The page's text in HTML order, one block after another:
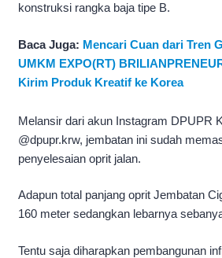
konstruksi rangka baja tipe B.
Baca Juga: Mencari Cuan dari Tren
UMKM EXPO(RT)
Kirim Produk Kreatif ke Korea
Melansir dari akun Instagram DPUPR
@dpupr.krw, jembatan ini sudah
penyelesaian oprit jalan.
Adapun total panjang oprit Jembatan
160 meter sedangkan lebarnya
Tentu saja diharapkan pembangunan